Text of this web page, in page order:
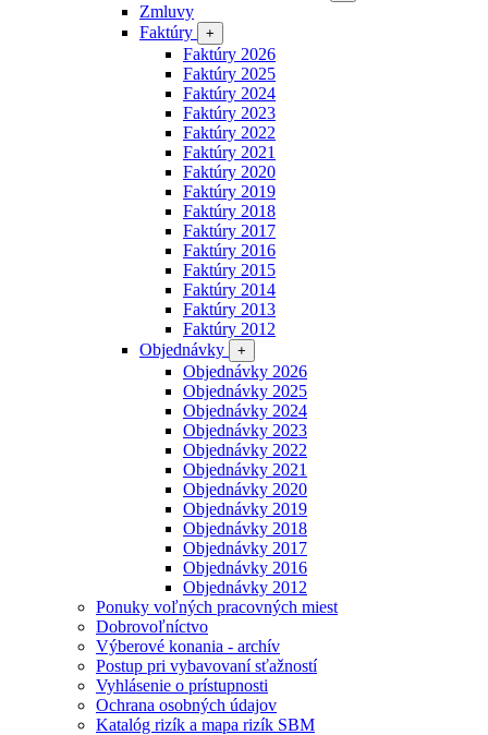
Zmluvy
Faktúry
+
Faktúry 2026
Faktúry 2025
Faktúry 2024
Faktúry 2023
Faktúry 2022
Faktúry 2021
Faktúry 2020
Faktúry 2019
Faktúry 2018
Faktúry 2017
Faktúry 2016
Faktúry 2015
Faktúry 2014
Faktúry 2013
Faktúry 2012
Objednávky
+
Objednávky 2026
Objednávky 2025
Objednávky 2024
Objednávky 2023
Objednávky 2022
Objednávky 2021
Objednávky 2020
Objednávky 2019
Objednávky 2018
Objednávky 2017
Objednávky 2016
Objednávky 2012
Ponuky voľných pracovných miest
Dobrovoľníctvo
Výberové konania - archív
Postup pri vybavovaní sťažností
Vyhlásenie o prístupnosti
Ochrana osobných údajov
Katalóg rizík a mapa rizík SBM